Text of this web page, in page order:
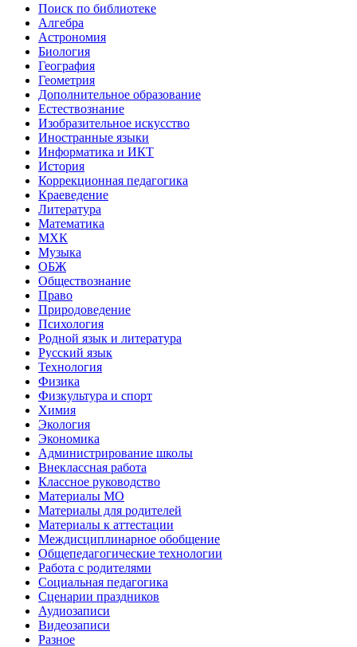
Поиск по библиотеке
Алгебра
Астрономия
Биология
География
Геометрия
Дополнительное образование
Естествознание
Изобразительное искусство
Иностранные языки
Информатика и ИКТ
История
Коррекционная педагогика
Краеведение
Литература
Математика
МХК
Музыка
ОБЖ
Обществознание
Право
Природоведение
Психология
Родной язык и литература
Русский язык
Технология
Физика
Физкультура и спорт
Химия
Экология
Экономика
Администрирование школы
Внеклассная работа
Классное руководство
Материалы МО
Материалы для родителей
Материалы к аттестации
Междисциплинарное обобщение
Общепедагогические технологии
Работа с родителями
Социальная педагогика
Сценарии праздников
Аудиозаписи
Видеозаписи
Разное